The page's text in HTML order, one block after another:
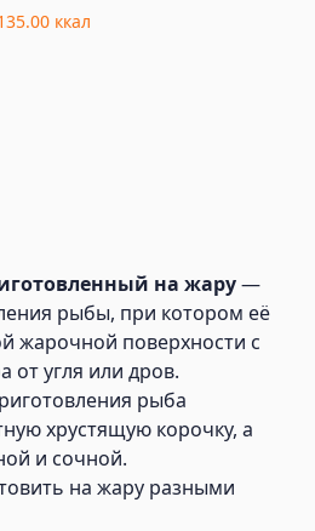
ккал
на жару—
рыбы, при котором её
жарочной поверхности с
от угля или дров.
рыба
хрустящую корочку, а
и сочной.
на жару разными